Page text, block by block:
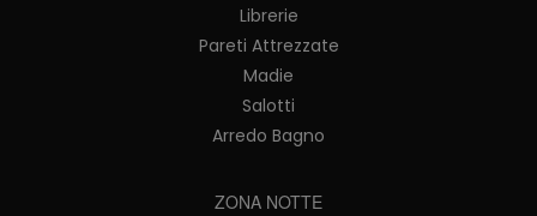
Librerie
Pareti Attrezzate
Madie
Salotti
Arredo Bagno
ZONA NOTTE